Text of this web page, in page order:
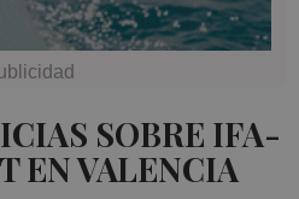
SOBRE IFA-
EN VALENCIA